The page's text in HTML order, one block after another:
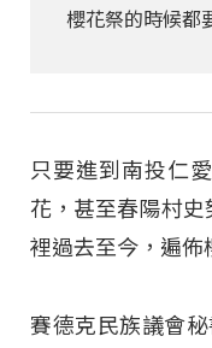
櫻花祭的時候都
只要進到南投仁
花，甚至春陽村
裡過去至今，遍佈
賽德克民族議會